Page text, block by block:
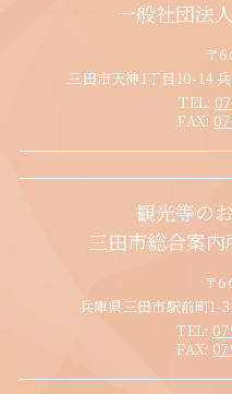
一般社団法
〒
三田市天神1丁目10-14
TEL:
FAX:
観光等の
三田市総合案内
〒
兵庫県三田市駅前町1-
TEL:
FAX: